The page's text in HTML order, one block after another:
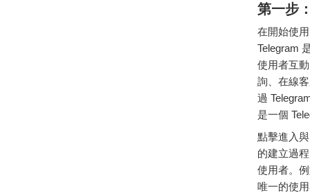
第一步
在開始使
Telegram
使用者互動
詢、 在線客
過
是一個
點擊進入
的建立過
使用者。
唯一的使